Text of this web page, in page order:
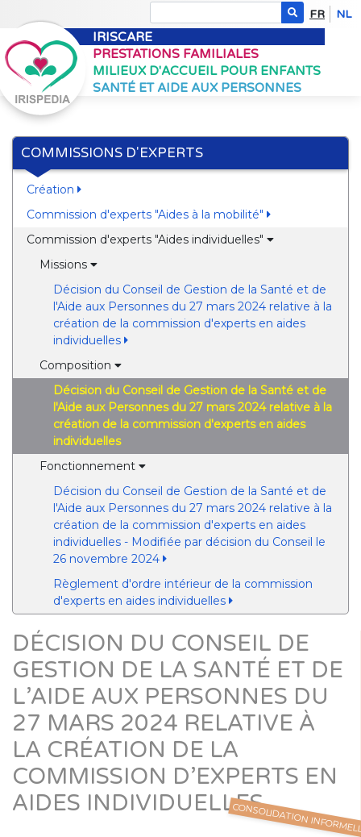
FR NL
IRISCARE
PRESTATIONS FAMILIALES
MILIEUX D'ACCUEIL POUR ENFANTS
SANTÉ ET AIDE AUX PERSONNES
COMMISSIONS D'EXPERTS
Création
Commission d'experts "Aides à la mobilité"
Commission d'experts "Aides individuelles"
Missions
Décision du Conseil de Gestion de la Santé et de
l'Aide aux Personnes du 27 mars 2024 relative à la
création de la commission d'experts en aides
individuelles
Composition
Décision du Conseil de Gestion de la Santé et de
l'Aide aux Personnes du 27 mars 2024 relative à la
création de la commission d'experts en aides
individuelles
Fonctionnement
Décision du Conseil de Gestion de la Santé et de
l'Aide aux Personnes du 27 mars 2024 relative à la
création de la commission d'experts en aides
individuelles - Modifiée par décision du Conseil le
26 novembre 2024
Règlement d'ordre intérieur de la commission
d'experts en aides individuelles
DÉCISION DU CONSEIL DE
GESTION DE LA SANTÉ ET DE
L’AIDE AUX PERSONNES DU
27 MARS 2024 RELATIVE À
LA CRÉATION DE LA
COMMISSION D’EXPERTS EN
AIDES INDIVIDUELLESCONSOLIDATION